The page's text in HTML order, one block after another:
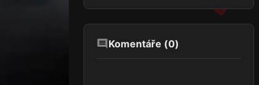
Komentáře (0)